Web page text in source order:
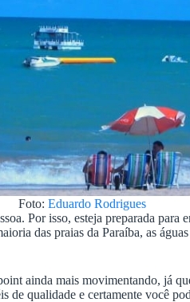
Foto:Eduardo Rodrigues
Por isso, esteja preparada para
das praias da Paraíba, as
ainda mais movimentando, já
de qualidade e certamente você